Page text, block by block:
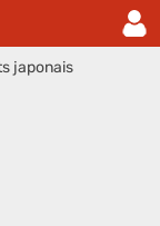
japonais